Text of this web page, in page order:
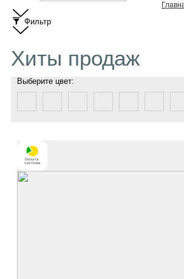
Фильтр
Хиты продаж
Выберите цвет: